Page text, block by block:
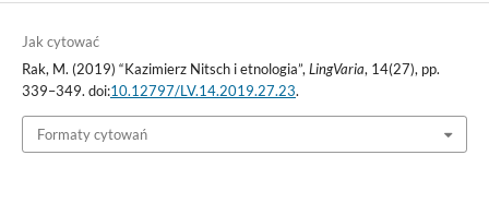
Jak cytować
Rak, M. (2019) “Kazimierz Nitsch i etnologia”, LingVaria, 14(27), pp.
339–349. doi:10.12797/LV.14.2019.27.23.
Formaty cytowań